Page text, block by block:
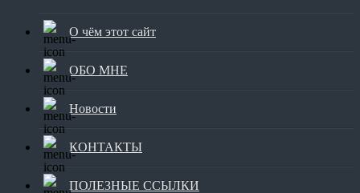
О чём этот сайт
ОБО МНЕ
Новости
КОНТАКТЫ
ПОЛЕЗНЫЕ ССЫЛКИ